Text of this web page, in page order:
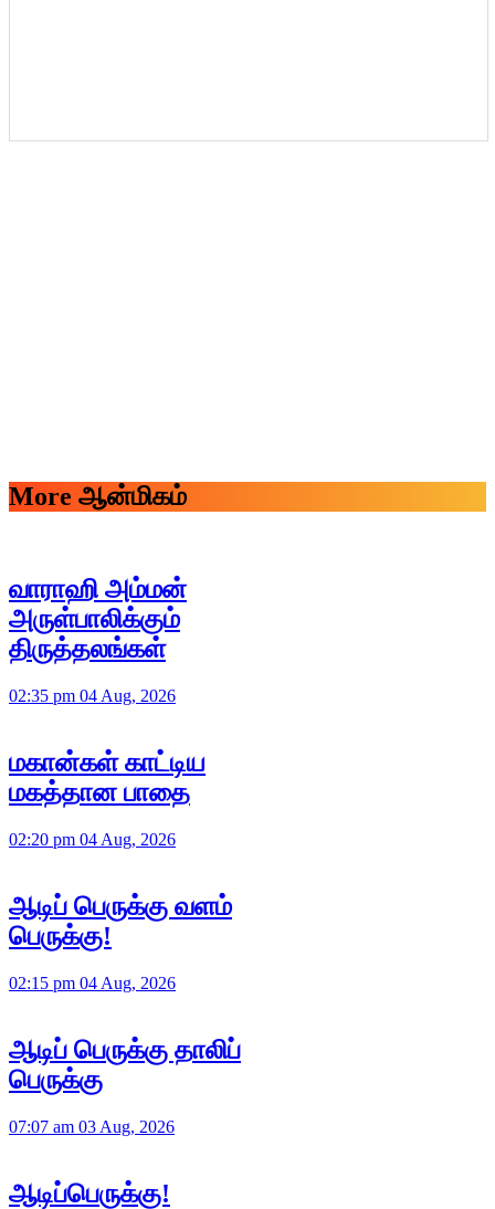
More ஆன்மிகம்
வாராஹி அம்மன்
அருள்பாலிக்கும்
திருத்தலங்கள்
02:35 pm 04 Aug, 2026
மகான்கள் காட்டிய
மகத்தான பாதை
02:20 pm 04 Aug, 2026
ஆடிப் பெருக்கு வளம்
பெருக்கு!
02:15 pm 04 Aug, 2026
ஆடிப் பெருக்கு தாலிப்
பெருக்கு
07:07 am 03 Aug, 2026
ஆடிப்பெருக்கு!